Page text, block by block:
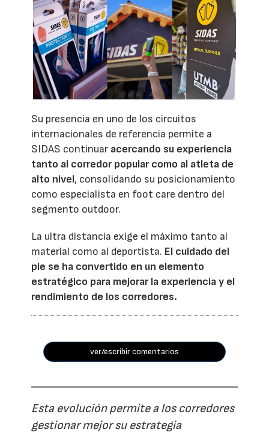
Su presencia en uno de los circuitos
internacionales de referencia permite a
SIDAS continuar acercando su experiencia
tanto al corredor popular como al atleta de
alto nivel, consolidando su posicionamiento
como especialista en foot care dentro del
segmento outdoor.
La ultra distancia exige el máximo tanto al
material como al deportista. El cuidado del
pie se ha convertido en un elemento
estratégico para mejorar la experiencia y el
rendimiento de los corredores.
ver/escribir comentarios
Esta evolución permite a los corredores
gestionar mejor su estrategia